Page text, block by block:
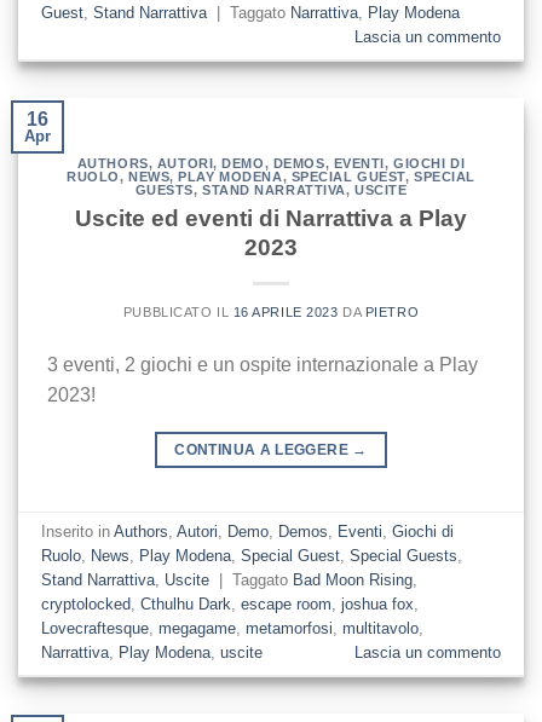
Guest,Stand Narrattiva Taggato Narrattiva, Play Modena
Lascia un commento
16
Apr
AUTHORS, AUTORI,DEMO, DEMOS, EVENTI,GIOCHI DI
RUOLO, NEWS,PLAY MODENA, SPECIAL GUEST,SPECIAL
GUESTS,STAND NARRATTIVA,USCITE
Uscite ed eventi di Narrattiva a Play
2023
PUBBLICATO IL 16 APRILE 2023 DA PIETRO
3 eventi, 2 giochi e un ospite internazionale a Play
2023!
CONTINUA A LEGGERE →
Inserito inAuthors ,Autori Demo Demos Eventi ,Giochi di
Ruolo
News Play Modena ,Special Guest ,Special Guests
Stand Narrattiva Uscite Taggato Bad Moon Rising
cryptolocked ,Cthulhu Dark ,escape room ,joshua fox
Lovecraftesque ,megagame ,metamorfosi ,multitavolo
Narrattiva
Play Modena ,uscite Lascia un commento